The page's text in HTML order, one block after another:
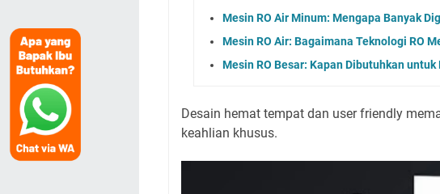
Mesin RO Air Minum: Mengapa Banyak
Mesin RO Air: Bagaimana Teknologi RO
Mesin RO Besar: Kapan Dibutuhkan
Desain hemat tempat dan user friendly
keahlian khusus.